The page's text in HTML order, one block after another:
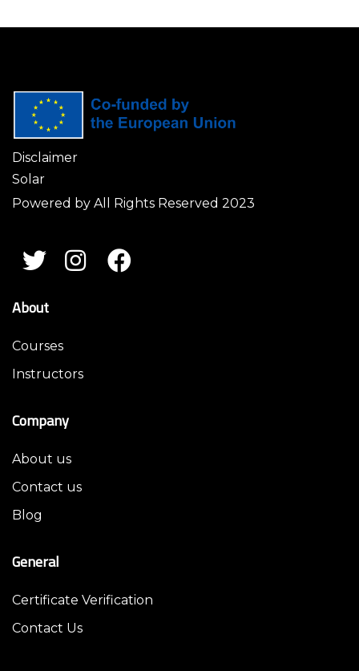
Disclaimer
Solar
Powered by All Rights Reserved 2023
About
Courses
Instructors
Company
About us
Contact us
Blog
General
Certificate Verification
Contact Us